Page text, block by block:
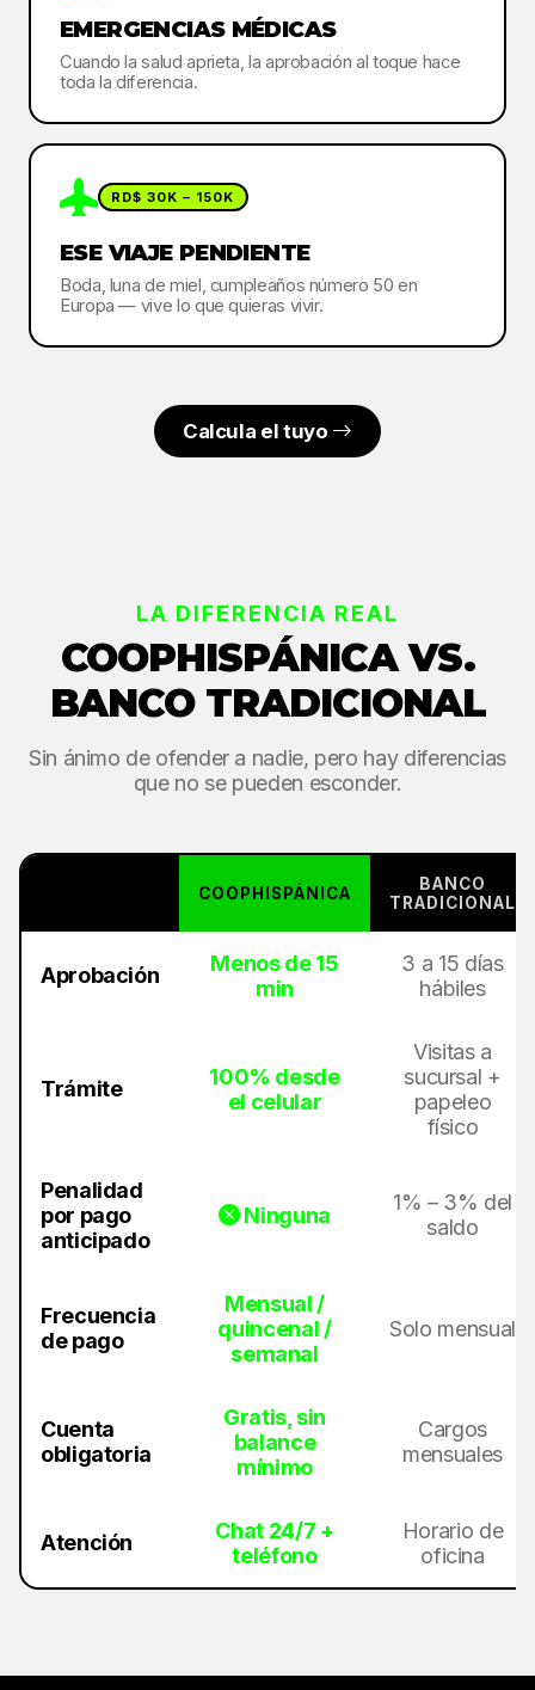
EMERGENCIAS MÉDICAS
Cuando la salud aprieta, la aprobación al toque hace
toda la diferencia.
RD$ 30K – 150K
ESE VIAJE PENDIENTE
Boda, luna de miel, cumpleaños número 50 en
Europa — vive lo que quieras vivir.
Calcula el tuyo
LA DIFERENCIA REAL
COOPHISPÁNICA VS.
BANCO TRADICIONAL
Sin ánimo de ofender a nadie, pero hay diferencias
que no se pueden esconder.
COOPHISPÁNICA
BANCO
TRADICIONAL
Aprobación
Menos de 15
min
3 a 15 días
hábiles
Trámite
100% desde
el celular
Visitas a
sucursal +
papeleo
físico
Penalidad
por pago
anticipado
Ninguna
1% – 3% del
saldo
Frecuencia
de pago
Mensual /
quincenal /
semanal
Solo mensual
Cuenta
obligatoria
Gratis, sin
balance
mínimo
Cargos
mensuales
Atención
Chat 24/7 +
teléfono
Horario de
oficina